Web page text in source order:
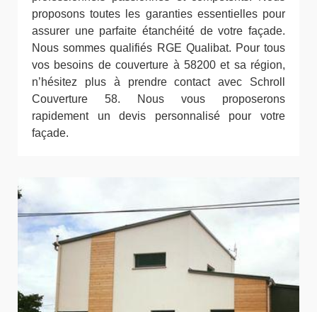
proposons toutes les garanties essentielles pour
assurer une parfaite étanchéité de votre façade.
Nous sommes qualifiés RGE Qualibat. Pour tous
vos besoins de couverture à 58200 et sa région,
n’hésitez plus à prendre contact avec Schroll
Couverture 58. Nous vous proposerons
rapidement un devis personnalisé pour votre
façade.